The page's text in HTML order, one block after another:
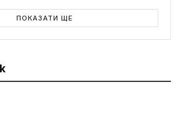
ПОКАЗАТИ ЩЕ